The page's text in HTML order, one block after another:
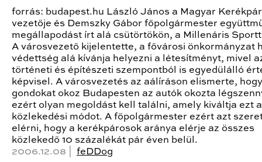
forrás: budapest.hu László János a Magyar
vezetője és Demszky Gábor főpolgármester
megállapodást írt alá csütörtökön, a Millenáris
A városvezető kijelentette, a fővárosi önkormányzat
védettség alá kívánja helyezni a létesítményt, mivel
történeti és építészeti szempontból is egyedülálló
képvisel. A városvezetés az aálíráson elismerte,
gondokat okoz Budapesten az autók okozta
ezért olyan megoldást kell találni, amely kiváltja ezt a
közlekedési módot. A főpolgármester ezért azt
elérni, hogy a kerékpárosok aránya elérje az összes
közlekedő 10 százalékát pár éven belül.
2006.12.08 | feDDog